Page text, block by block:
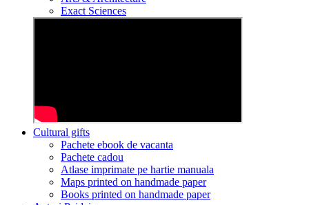
Exact Sciences
Cultural gifts
Pachete ebook de vacanta
Pachete cadou
Atlase imprimate pe hartie manuala
Maps printed on handmade paper
Books printed on handmade paper